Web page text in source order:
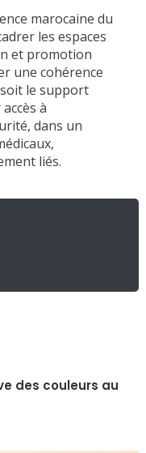
marocaine du
les espaces
et promotion
une cohérence
le support
à
dans un
liés.
des couleurs au